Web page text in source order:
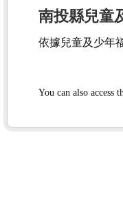
南投縣兒童
依據兒童及少年
You can also access